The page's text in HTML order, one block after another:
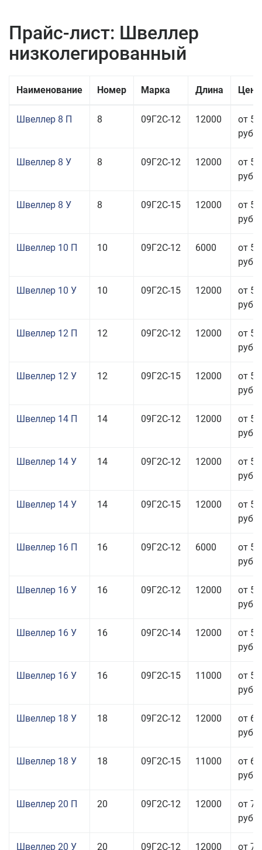
Прайс-лист: Швеллер
низколегированный
Наименование Номер Марка Длина Цена
Швеллер 8 П 8 09Г2С-12 12000
от
руб.
Швеллер 8 У 8 09Г2С-12 12000
от
руб.
Швеллер 8 У 8 09Г2С-15 12000
от
руб.
Швеллер 10 П 10 09Г2С-12 6000
от
руб.
Швеллер 10 У 10 09Г2С-15 12000
от
руб.
Швеллер 12 П 12 09Г2С-12 12000
от
руб.
Швеллер 12 У 12 09Г2С-15 12000
от
руб.
Швеллер 14 П 14 09Г2С-12 12000
от
руб.
Швеллер 14 У 14 09Г2С-12 12000
от
руб.
Швеллер 14 У 14 09Г2С-15 12000
от
руб.
Швеллер 16 П 16 09Г2С-12 6000
от
руб.
Швеллер 16 У 16 09Г2С-12 12000
от
руб.
Швеллер 16 У 16 09Г2С-14 12000
от
руб.
Швеллер 16 У 16 09Г2С-15 11000
от
руб.
Швеллер 18 У 18 09Г2С-12 12000
от
руб.
Швеллер 18 У 18 09Г2С-15 11000
от
руб.
Швеллер 20 П 20 09Г2С-12 12000
от
руб.
Швеллер 20 У 20 09Г2С-12 12000 от